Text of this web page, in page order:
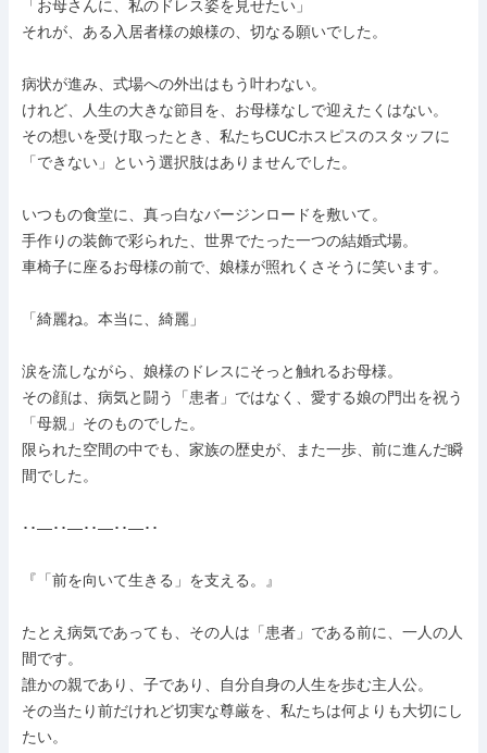
「お母さんに、私のドレス姿を見せたい」
それが、ある入居者様の娘様の、切なる願いでした。
病状が進み、式場への外出はもう叶わない。
けれど、人生の大きな節目を、お母様なしで迎えたくはない。
その想いを受け取ったとき、私たちCUCホスピスのスタッフに
「できない」という選択肢はありませんでした。
いつもの食堂に、真っ白なバージンロードを敷いて。
手作りの装飾で彩られた、世界でたった一つの結婚式場。
車椅子に座るお母様の前で、娘様が照れくさそうに笑います。
「綺麗ね。本当に、綺麗」
涙を流しながら、娘様のドレスにそっと触れるお母様。
その顔は、病気と闘う「患者」ではなく、愛する娘の門出を祝う
「母親」そのものでした。
限られた空間の中でも、家族の歴史が、また一歩、前に進んだ瞬
間でした。
･･―･･―･･―･･―･･
『「前を向いて生きる」を支える。』
たとえ病気であっても、その人は「患者」である前に、一人の人
間です。
誰かの親であり、子であり、自分自身の人生を歩む主人公。
その当たり前だけれど切実な尊厳を、私たちは何よりも大切にし
たい。